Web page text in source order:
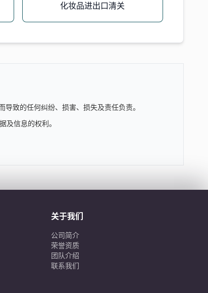
化妆品进出口清关
致的任何纠纷、损害、损失及责任负责。
及信息的权利。
关于我们
公司简介
荣誉资质
团队介绍
联系我们